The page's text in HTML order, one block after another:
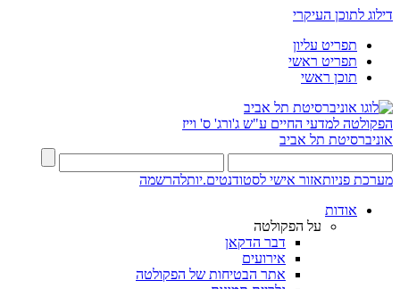
דילוג לתוכן העיקרי
תפריט עליון
תפריט ראשי
תוכן ראשי
הפקולטה למדעי החיים ע"ש ג'ורג' ס' וייז
אוניברסיטת תל אביב
מערכת פניותאזור אישי לסטודנטים.יותלהרשמה
אודות
על הפקולטה
דבר הדקאן
אירועים
אתר הבטיחות של הפקולטה